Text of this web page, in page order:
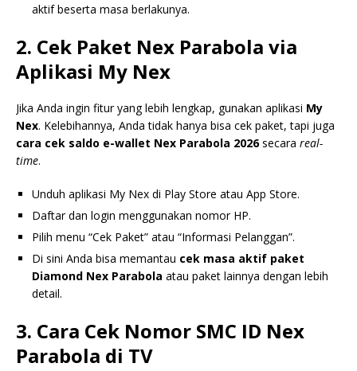
aktif beserta masa berlakunya.
2. Cek Paket Nex Parabola via
Aplikasi My Nex
Jika Anda ingin fitur yang lebih lengkap, gunakan aplikasi My
Nex. Kelebihannya, Anda tidak hanya bisa cek paket, tapi juga
cara cek saldo e-wallet Nex Parabola 2026secara real-
time.
Unduh aplikasi My Nex di Play Store atau App Store.
Daftar dan login menggunakan nomor HP.
Pilih menu “Cek Paket” atau “Informasi Pelanggan”.
Di sini Anda bisa memantau cek masa aktif paket
Diamond Nex Parabola atau paket lainnya dengan lebih
detail.
3. Cara Cek Nomor SMC ID Nex
Parabola di TV